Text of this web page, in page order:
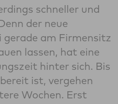
schneller und
der neue
am Firmensitz
lassen, hat eine
hinter sich. Bis
ist, vergehen
Wochen. Erst